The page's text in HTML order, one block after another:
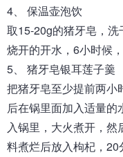
4、 保温壶泡饮
取15-20g的猪牙皂，
烧开的开水，6小时候
5、 猪牙皂银耳莲子羹
把猪牙皂至少提前两小
后在锅里面加入适量
入锅里，大火煮开，
料煮烂后放入枸杞，